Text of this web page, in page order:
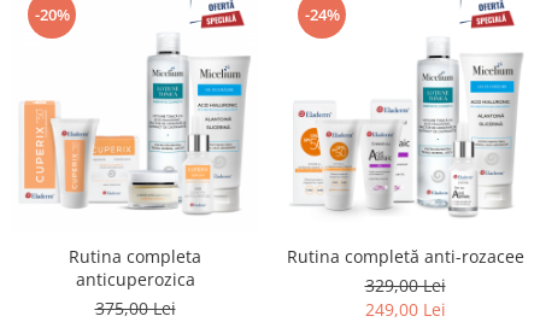
-20%
Rutina completa
anticuperozica
375,00 Lei
-24%
Rutina completă anti-rozacee
329,00 Lei
249,00 Lei